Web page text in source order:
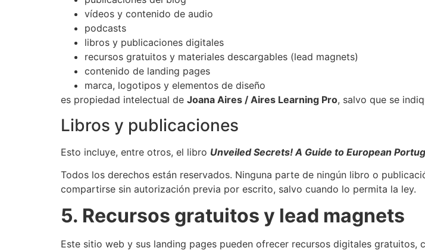
vídeos y contenido de audio
podcasts
libros y publicaciones digitales
recursos gratuitos y materiales descargables (lead magnets)
contenido de landing pages
marca, logotipos y elementos de diseño
es propiedad intelectual de Joana Aires / Aires Learning Pro, salvo que se
Libros y publicaciones
Esto incluye, entre otros, el libro Unveiled Secrets! A Guide to European
Todos los derechos están reservados. Ninguna parte de ningún libro o
compartirse sin autorización previa por escrito, salvo cuando lo permita la ley.
5. Recursos gratuitos y lead magnets
Este sitio web y sus landing pages pueden ofrecer recursos digitales